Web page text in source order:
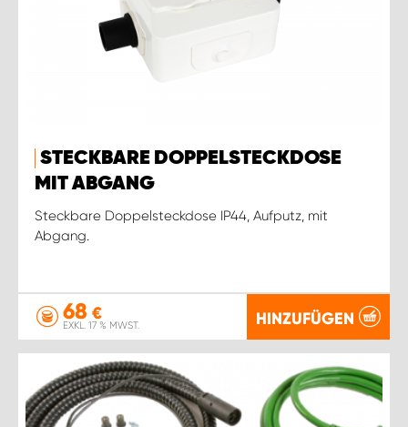
STECKBARE DOPPELSTECKDOSE
MIT ABGANG
Steckbare Doppelsteckdose IP44, Aufputz, mit
Abgang.
68 €
EXKL. 17 % MWST. HINZUFÜGEN